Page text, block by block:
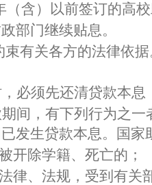
（含）以前签订的高
部门继续贴息。
有关各方的法律依
必须先还清贷款本息
期间，有下列行为之
发生贷款本息。国家
开除学籍、死亡的；
律、法规，受到有关